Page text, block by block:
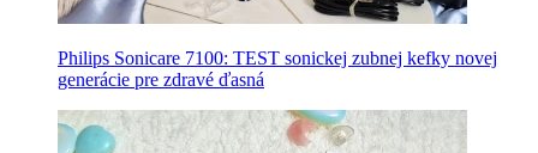
Philips Sonicare 7100: TEST sonickej zubnej kefky novej
generácie pre zdravé ďasná